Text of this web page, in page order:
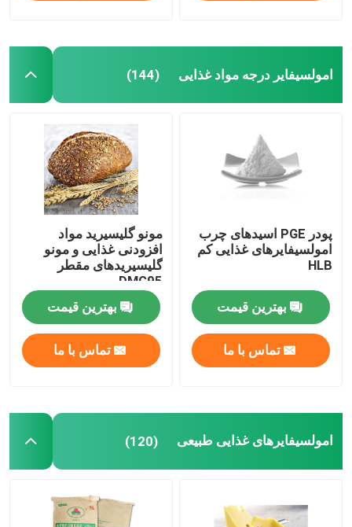
امولسیفایر درجه مواد غذایی (144)
پودر PGE اسیدهای چرب
امولسیفایرهای غذایی کم
HLB
بهترین قیمت
تماس با ما
مونو گلیسیرید مواد
افزودنی غذایی و مونو
گلیسیریدهای مقطر
DMG95
بهترین قیمت
تماس با ما
امولسیفایرهای غذایی طبیعی (120)